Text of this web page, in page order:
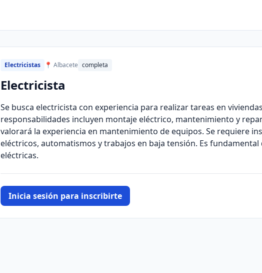
Electricistas 📍 Albacete completa
Electricista
Se busca electricista con experiencia para realizar tareas en
responsabilidades incluyen montaje eléctrico, mantenimiento y
valorará la experiencia en mantenimiento de equipos. Se requiere
eléctricos, automatismos y trabajos en baja tensión. Es
eléctricas.
Inicia sesión para inscribirte